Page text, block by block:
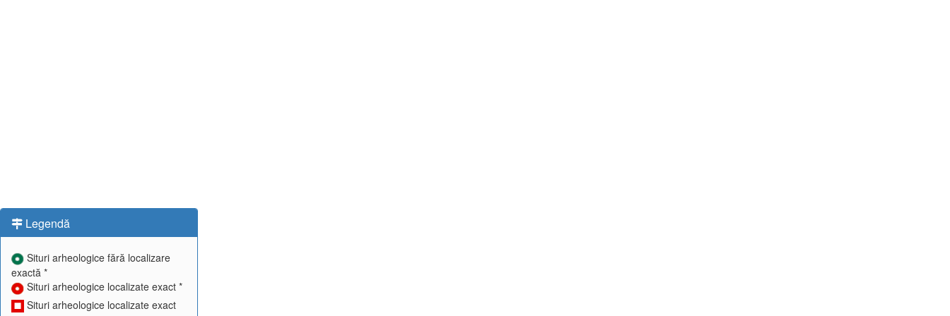
Legendă
Situri arheologice fără localizare
exactă *
Situri arheologice localizate exact *
Situri arheologice localizate exact